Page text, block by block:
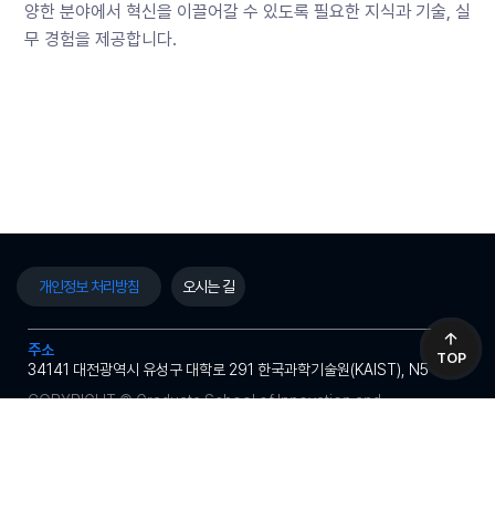
양한 분야에서 혁신을 이끌어갈 수 있도록 필요한 지식과 기술, 실
무 경험을 제공합니다.
개인정보 처리방침 오시는 길
주소
34141 대전광역시 유성구 대학로 291 한국과학기술원(KAIST), N5
COPYRIGHT © Graduate School of Innovation and
TOP